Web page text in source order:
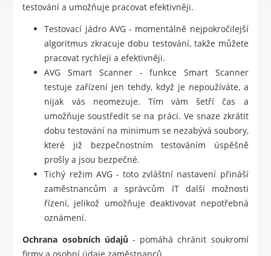
testování a umožňuje pracovat efektivněji.
Testovací jádro AVG - momentálně nejpokročilejší
algoritmus zkracuje dobu testování, takže můžete
pracovat rychleji a efektivněji.
AVG Smart Scanner - funkce Smart Scanner
testuje zařízení jen tehdy, když je nepoužíváte, a
nijak vás neomezuje. Tím vám šetří čas a
umožňuje soustředit se na práci. Ve snaze zkrátit
dobu testování na minimum se nezabývá soubory,
které již bezpečnostním testováním úspěšně
prošly a jsou bezpečné.
Tichý režim AVG - toto zvláštní nastavení přináší
zaměstnancům a správcům IT další možnosti
řízení, jelikož umožňuje deaktivovat nepotřebná
oznámení.
Ochrana osobních údajů - pomáhá chránit soukromí